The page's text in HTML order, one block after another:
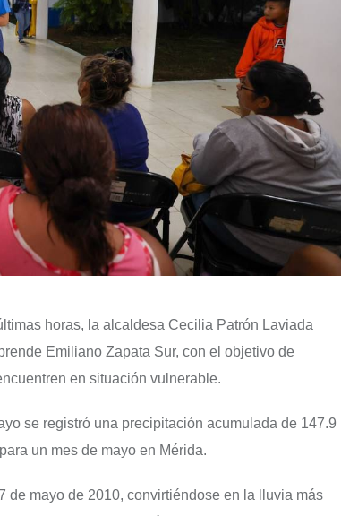
horas, la alcaldesa Cecilia Patrón Laviada
Emiliano Zapata Sur, con el objetivo de
en situación vulnerable.
se registró una precipitación acumulada de 147.9
un mes de mayo en Mérida.
de mayo de 2010, convirtiéndose en la lluvia más